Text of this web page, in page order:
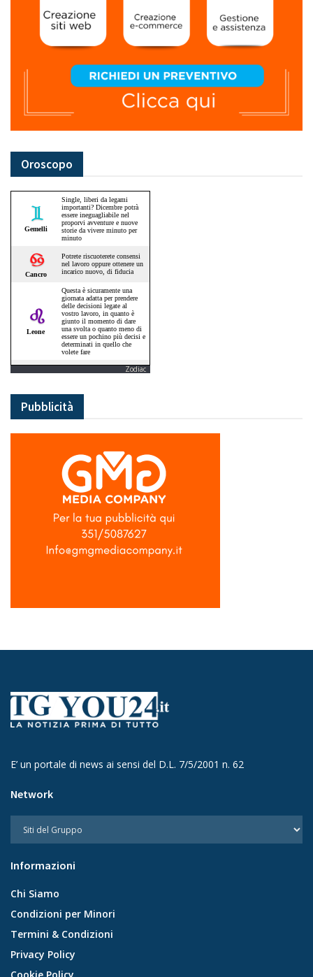
Oroscopo
Zodiac
Pubblicità
E’ un portale di news ai sensi del D.L. 7/5/2001 n. 62
Network
Informazioni
Chi Siamo
Condizioni per Minori
Termini & Condizioni
Privacy Policy